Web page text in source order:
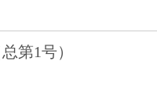
第1号）